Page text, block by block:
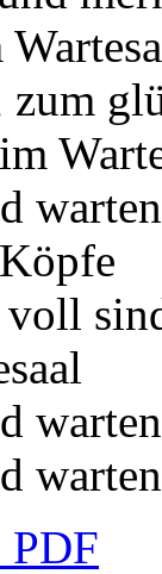
voll
PDF